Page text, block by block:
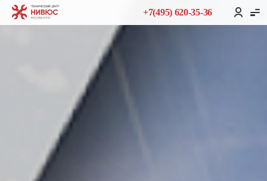
+7(495) 620-35-36